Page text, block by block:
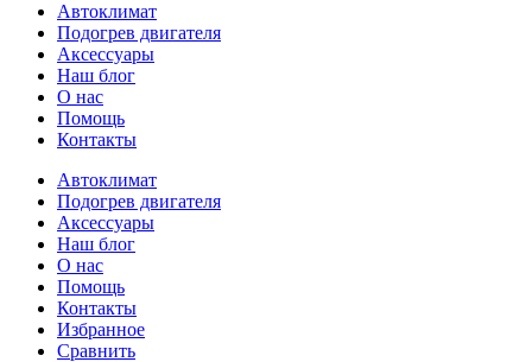
Автоклимат
Подогрев двигателя
Аксессуары
Наш блог
О нас
Помощь
Контакты
Автоклимат
Подогрев двигателя
Аксессуары
Наш блог
О нас
Помощь
Контакты
Избранное
Сравнить